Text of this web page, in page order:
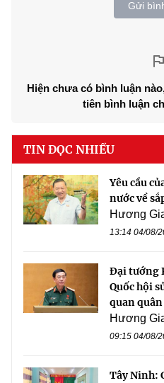
Gửi
Hiện chưa có bình luận
tiên bình luận
TIN ĐỌC NHIỀU
Yêu cầu
nước về
Hương
13:14 04/08/
Đại tướng
Quốc hội
quan
Hương
09:15 04/08/
Tây Ninh: